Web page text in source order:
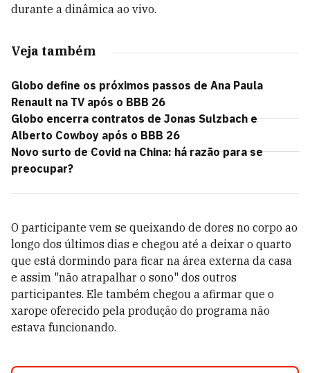
durante a dinâmica ao vivo.
Veja também
Globo define os próximos passos de Ana Paula
Renault na TV após o BBB 26
Globo encerra contratos de Jonas Sulzbach e
Alberto Cowboy após o BBB 26
Novo surto de Covid na China: há razão para se
preocupar?
O participante vem se queixando de dores no corpo ao
longo dos últimos dias e chegou até a deixar o quarto
que está dormindo para ficar na área externa da casa
e assim "não atrapalhar o sono" dos outros
participantes. Ele também chegou a afirmar que o
xarope oferecido pela produção do programa não
estava funcionando.